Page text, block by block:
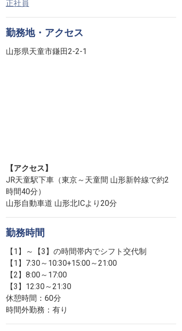
正社員
勤務地・アクセス
山形県天童市鎌田2-2-1
【アクセス】
JR天童駅下車（東京～天童間 山形新幹線で約2
時間40分）
山形自動車道 山形北ICより20分
勤務時間
【1】～【3】の時間帯内でシフト交代制
【1】7:30～10:30+15:00～21:00
【2】8:00～17:00
【3】12:30～21:30
休憩時間：60分
時間外勤務：有り